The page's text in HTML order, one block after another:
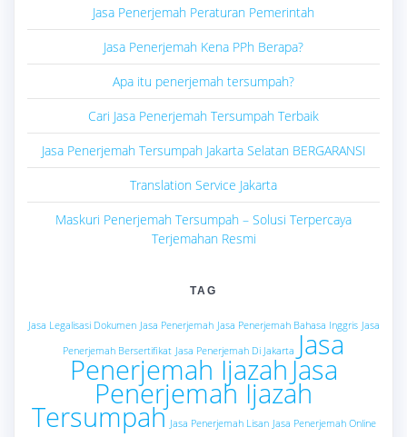
Jasa Penerjemah Peraturan Pemerintah
Jasa Penerjemah Kena PPh Berapa?
Apa itu penerjemah tersumpah?
Cari Jasa Penerjemah Tersumpah Terbaik
Jasa Penerjemah Tersumpah Jakarta Selatan BERGARANSI
Translation Service Jakarta
Maskuri Penerjemah Tersumpah – Solusi Terpercaya
Terjemahan Resmi
TAG
Jasa Legalisasi Dokumen Jasa Penerjemah Jasa Penerjemah Bahasa Inggris Jasa
Penerjemah Bersertifikat Jasa Penerjemah Di Jakarta Jasa
Penerjemah Ijazah Jasa
Penerjemah Ijazah
Tersumpah Jasa Penerjemah Lisan Jasa Penerjemah Online